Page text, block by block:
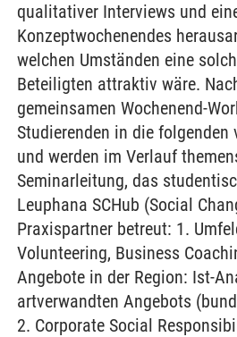
qualitativer Interviews und
Konzeptwochenendes
welchen Umständen eine
Beteiligten attraktiv wäre.
gemeinsamen Wochenend-
Studierenden in die folgenden
und werden im Verlauf
Seminarleitung, das
Leuphana SCHub (Social
Praxispartner betreut: 1.
Volunteering, Business
Angebote in der Region: Ist-
artverwandten Angebots
2. Corporate Social